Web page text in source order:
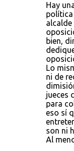
Hay
política
bien,
Lo
ni de
jueces
para
eso sí
son ni
Al